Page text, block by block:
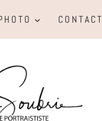
CONTACT